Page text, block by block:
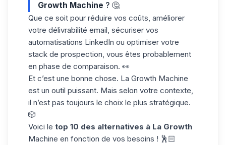
Growth Machine ? 🤔
Que ce soit pour réduire vos coûts, améliorer
votre délivrabilité email, sécuriser vos
automatisations LinkedIn ou optimiser votre
stack de prospection, vous êtes probablement
en phase de comparaison. 👀
Et c’est une bonne chose. La Growth Machine
est un outil puissant. Mais selon votre contexte,
il n’est pas toujours le choix le plus stratégique.
🎲
Voici le top 10 des alternatives à La Growth
Machine en fonction de vos besoins ! 🕺🏻